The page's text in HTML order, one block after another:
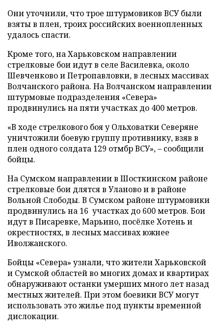
Они уточнили, что трое штурмовиков ВСУ были
взяты в плен, троих российских военнопленных
удалось спасти.
Кроме того, на Харьковском направлении
стрелковые бои идут в селе Василевка, около
Шевченково и Петропавловки, в лесных массивах
Волчанского района. На Волчанском направлении
штурмовые подразделения «Севера»
продвинулись на пяти участках до 400 метров.
«В ходе стрелкового боя у Ольховатки Северяне
уничтожили боевую группу противнику, взяв в
плен одного солдата 129 отмбр ВСУ», – сообщили
бойцы.
На Сумском направлении в Шосткинском районе
стрелковые бои длятся в Уланово и в районе
Вольной Слободы. В Сумском районе штурмовики
продвинулись на 16 участках до 600 метров. Бои
идут в Писаревке, Марьино, посёлке Хотень и
окрестностях, в лесных массивах южнее
Иволжанского.
Бойцы «Севера» узнали, что жители Харьковской
и Сумской областей во многих домах и квартирах
обнаруживают останки умерших много лет назад
местных жителей. При этом боевики ВСУ могут
использовать это жилье под пункты временной
дислокации.